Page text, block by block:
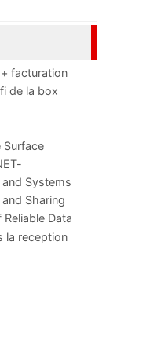
facturation
de la box
Surface
Systems
Sharing
Data
la reception